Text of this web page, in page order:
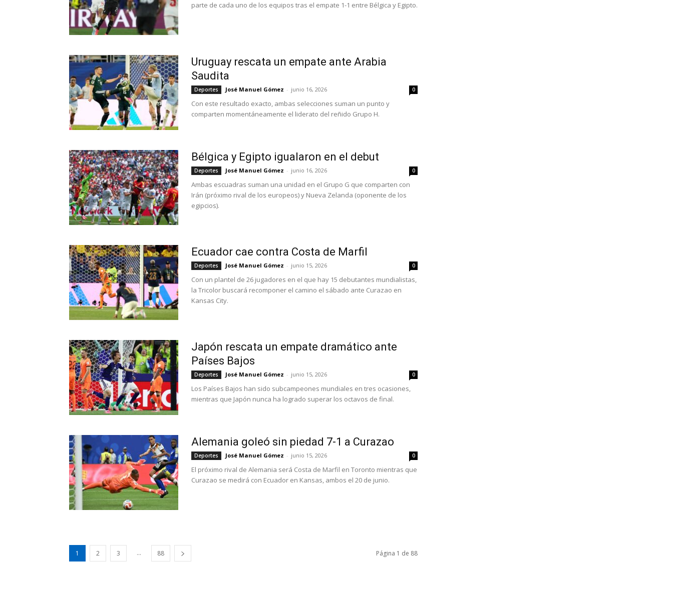
parte de cada uno de los equipos tras el empate 1-1 entre Bélgica y Egipto.
Uruguay rescata un empate ante Arabia
Saudita
Deportes José Manuel Gómez - junio 16, 2026 0
Con este resultado exacto, ambas selecciones suman un punto y
comparten momentáneamente el liderato del reñido Grupo H.
Bélgica y Egipto igualaron en el debut
Deportes José Manuel Gómez - junio 16, 2026 0
Ambas escuadras suman una unidad en el Grupo G que comparten con
Irán (próximo rival de los europeos) y Nueva Zelanda (oponente de los
egipcios).
Ecuador cae contra Costa de Marfil
Deportes José Manuel Gómez - junio 15, 2026 0
Con un plantel de 26 jugadores en el que hay 15 debutantes mundialistas,
la Tricolor buscará recomponer el camino el sábado ante Curazao en
Kansas City.
Japón rescata un empate dramático ante
Países Bajos
Deportes José Manuel Gómez - junio 15, 2026 0
Los Países Bajos han sido subcampeones mundiales en tres ocasiones,
mientras que Japón nunca ha logrado superar los octavos de final.
Alemania goleó sin piedad 7-1 a Curazao
Deportes José Manuel Gómez - junio 15, 2026 0
El próximo rival de Alemania será Costa de Marfil en Toronto mientras que
Curazao se medirá con Ecuador en Kansas, ambos el 20 de junio.
1 2 3 ... 88 Página 1 de 88